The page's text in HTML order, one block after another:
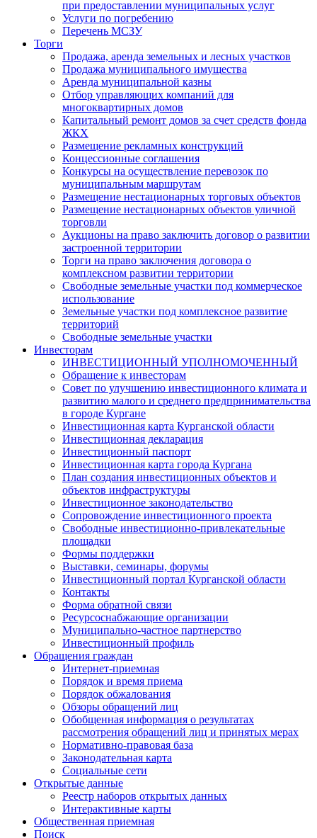
при предоставлении муниципальных услуг
Услуги по погребению
Перечень МСЗУ
Торги
Продажа, аренда земельных и лесных участков
Продажа муниципального имущества
Аренда муниципальной казны
Отбор управляющих компаний для
многоквартирных домов
Капитальный ремонт домов за счет средств фонда
ЖКХ
Размещение рекламных конструкций
Концессионные соглашения
Конкурсы на осуществление перевозок по
муниципальным маршрутам
Размещение нестационарных торговых объектов
Размещение нестационарных объектов уличной
торговли
Аукционы на право заключить договор о развитии
застроенной территории
Торги на право заключения договора о
комплексном развитии территории
Свободные земельные участки под коммерческое
использование
Земельные участки под комплексное развитие
территорий
Свободные земельные участки
Инвесторам
ИНВЕСТИЦИОННЫЙ УПОЛНОМОЧЕННЫЙ
Обращение к инвесторам
Совет по улучшению инвестиционного климата и
развитию малого и среднего предпринимательства
в городе Кургане
Инвестиционная карта Курганской области
Инвестиционная декларация
Инвестиционный паспорт
Инвестиционная карта города Кургана
План создания инвестиционных объектов и
объектов инфраструктуры
Инвестиционное законодательство
Сопровождение инвестиционного проекта
Свободные инвестиционно-привлекательные
площадки
Формы поддержки
Выставки, семинары, форумы
Инвестиционный портал Курганской области
Контакты
Форма обратной связи
Ресурсоснабжающие организации
Муниципально-частное партнерство
Инвестиционный профиль
Обращения граждан
Интернет-приемная
Порядок и время приема
Порядок обжалования
Обзоры обращений лиц
Обобщенная информация о результатах
рассмотрения обращений лиц и принятых мерах
Нормативно-правовая база
Законодательная карта
Социальные сети
Открытые данные
Реестр наборов открытых данных
Интерактивные карты
Общественная приемная
Поиск